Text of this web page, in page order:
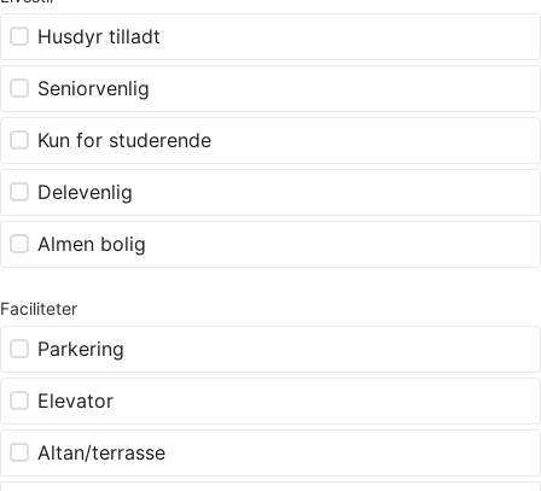
Husdyr tilladt
Seniorvenlig
Kun for studerende
Delevenlig
Almen bolig
Faciliteter
Parkering
Elevator
Altan/terrasse